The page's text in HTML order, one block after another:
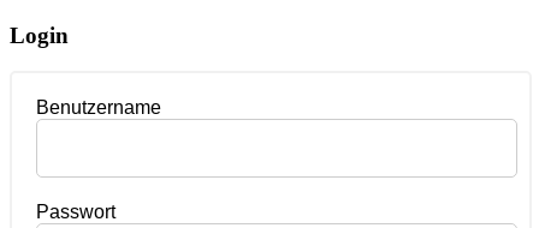
Login
Benutzername
Passwort